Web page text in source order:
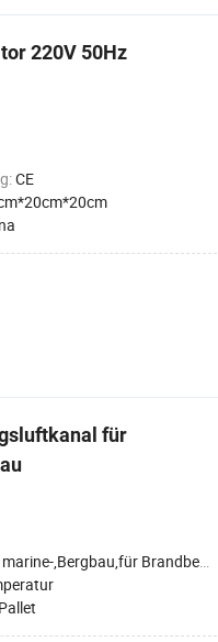
220V 50Hz
CE
für
marine-,Bergbau,für Brandbekämpfung,für Air Conditioner,Industrie,für Umweltschutz
Pallet